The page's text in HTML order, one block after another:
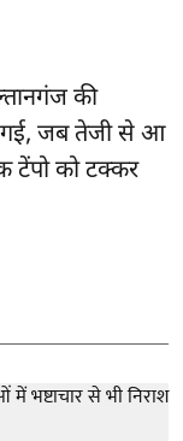
की
गई, जब तेजी से आ
टेंपो को टक्कर